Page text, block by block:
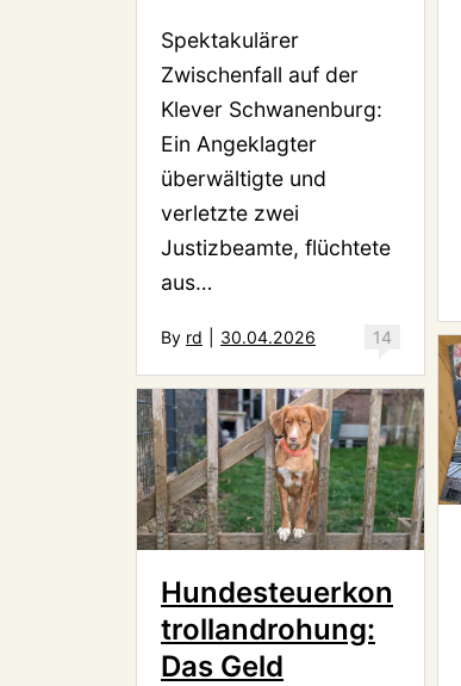
Spektakulärer
Zwischenfall auf der
Klever Schwanenburg:
Ein Angeklagter
überwältigte und
verletzte zwei
Justizbeamte, flüchtete
aus…
14
By rd 30.04.2026
Hundesteuerkon
trollandrohung:
Das Geld